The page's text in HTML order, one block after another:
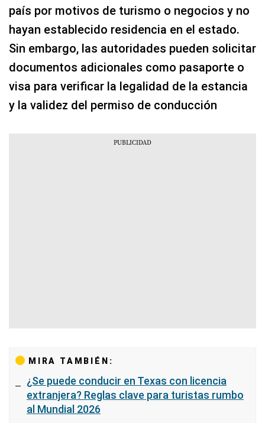
país por motivos de turismo o negocios y no
hayan establecido residencia en el estado.
Sin embargo, las autoridades pueden solicitar
documentos adicionales como pasaporte o
visa para verificar la legalidad de la estancia
y la validez del permiso de conducción
MIRA TAMBIÉN:
¿Se puede conducir en Texas con licencia
extranjera? Reglas clave para turistas rumbo
al Mundial 2026